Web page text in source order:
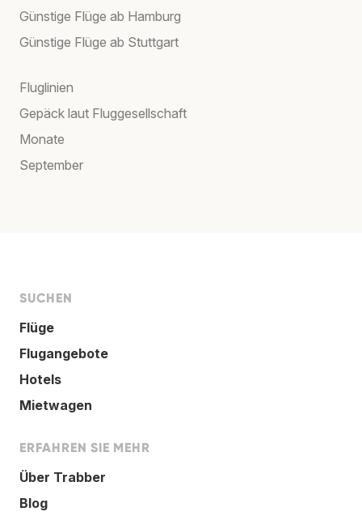
Günstige Flüge ab Hamburg
Günstige Flüge ab Stuttgart
Fluglinien
Gepäck laut Fluggesellschaft
Monate
September
SUCHEN
Flüge
Flugangebote
Hotels
Mietwagen
ERFAHREN SIE MEHR
Über Trabber
Blog